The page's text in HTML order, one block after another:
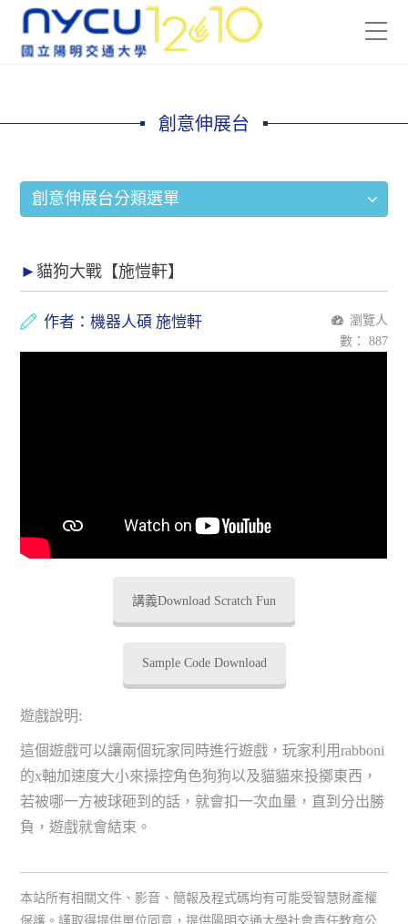
創意伸展台
創意伸展台分類選單
貓狗大戰【施愷軒】
作者：機器人碩 施愷軒
瀏覽人
數： 887
講義Download Scratch Fun
Sample Code Download
遊戲說明:
這個遊戲可以讓兩個玩家同時進行遊戲，玩家利用rabboni
的x軸加速度大小來操控角色狗狗以及貓貓來投擲東西，
若被哪一方被球砸到的話，就會扣一次血量，直到分出勝
負，遊戲就會結束。
本站所有相關文件、影音、簡報及程式碼均有可能受智慧財產權
保護。謹取得提供單位同意，提供陽明交通大學社會責任教育公